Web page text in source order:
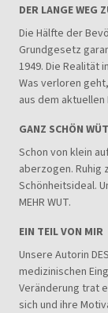
DER LANGE WEG
Die Hälfte der
Grundgesetz
1949. Die Realität
Was verloren
aus dem aktuellen
GANZ SCHÖN
Schon von klein
aberzogen. Ruhig
Schönheitsideal.
MEHR WUT.
EIN TEIL VON MIR
Unsere Autorin
medizinischen
Veränderung trat
sich und ihre